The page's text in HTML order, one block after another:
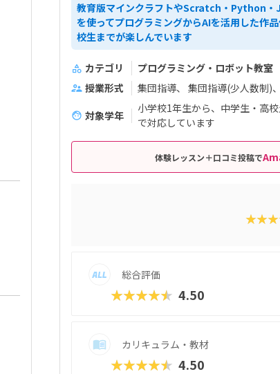
教育版マインクラフトやScratch・Python
を使ってプログラミングからAIを活用した作
校生までが楽しんでいます
カテゴリ
プログラミング・ロボット教室
授業形式
集団指導 集団指導(少人数制)
対象学年
小学校1年生から、中学生・高
で対応しています
体験レッスン＋口コミ投稿で
総合評価
★★★★★ 4.50
カリキュラム・教材
★★★★★ 4.50